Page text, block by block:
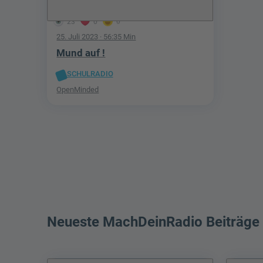
23 0 0
25. Juli 2023 · 56:35 Min
Mund auf !
SCHULRADIO
OpenMinded
Neueste MachDeinRadio Beiträge